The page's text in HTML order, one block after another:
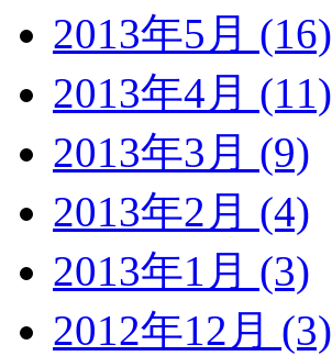
2013年5月 (16)
2013年4月 (11)
2013年3月 (9)
2013年2月 (4)
2013年1月 (3)
2012年12月 (3)